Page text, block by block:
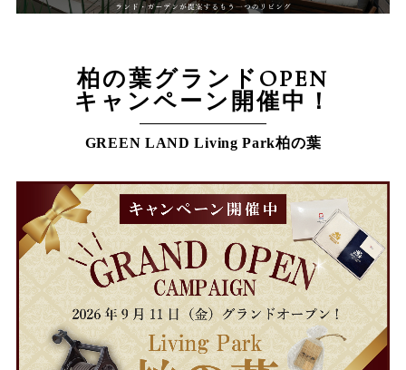
柏の葉グランドOPEN
キャンペーン開催中！
GREEN LAND Living Park柏の葉